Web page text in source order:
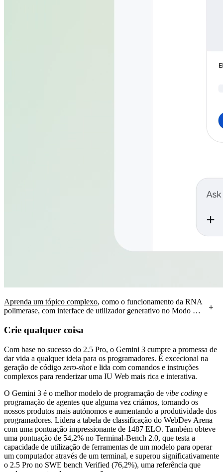
Aprenda um tópico complexo, como o funcionamento da RNA
polimerase, com interface de utilizador generativo no Modo de
Crie qualquer coisa
Com base no sucesso do 2.5 Pro, o Gemini 3 cumpre a promessa de
dar vida a qualquer ideia para os programadores. É excecional na
geração de código zero-shote lida com comandos e instruções
complexos para renderizar uma IU Web mais rica e interativa.
O Gemini 3 é o melhor modelo de programação de vibe coding e
programação de agentes que alguma vez criámos, tornando os
nossos produtos mais autónomos e aumentando a produtividade dos
programadores. Lidera a tabela de classificação do WebDev Arena
com uma pontuação impressionante de 1487 ELO. Também obteve
uma pontuação de 54,2% no Terminal-Bench 2.0, que testa a
capacidade de utilização de ferramentas de um modelo para operar
um computador através de um terminal, e superou significativamente
o 2.5 Pro no SWE bench Verified (76,2%), uma referência que